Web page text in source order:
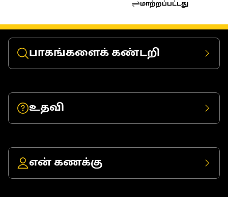
மாற்றப்பட்டது
பாகங்களைக் கண்டறி
உதவி
என் கணக்கு